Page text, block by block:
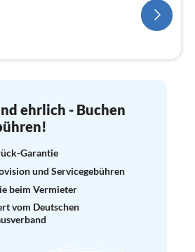
ehrlich - Buchen
Garantie
und Servicegebühren
beim Vermieter
vom Deutschen